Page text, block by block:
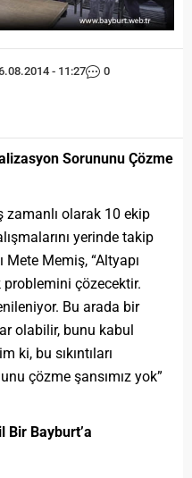
- 11:27 0
Sorununu Çözme
zamanlı olarak 10 ekip
yerinde takip
Memiş, “Altyapı
problemini çözecektir.
Bu arada bir
olabilir, bunu kabul
ki, bu sıkıntıları
çözme şansımız yok”
Bir Bayburt’a